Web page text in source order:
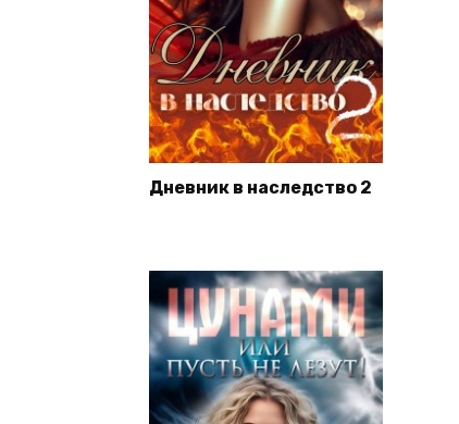
Дневник в наследство 2